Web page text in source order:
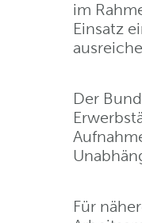
im
Einsatz
Der
Für